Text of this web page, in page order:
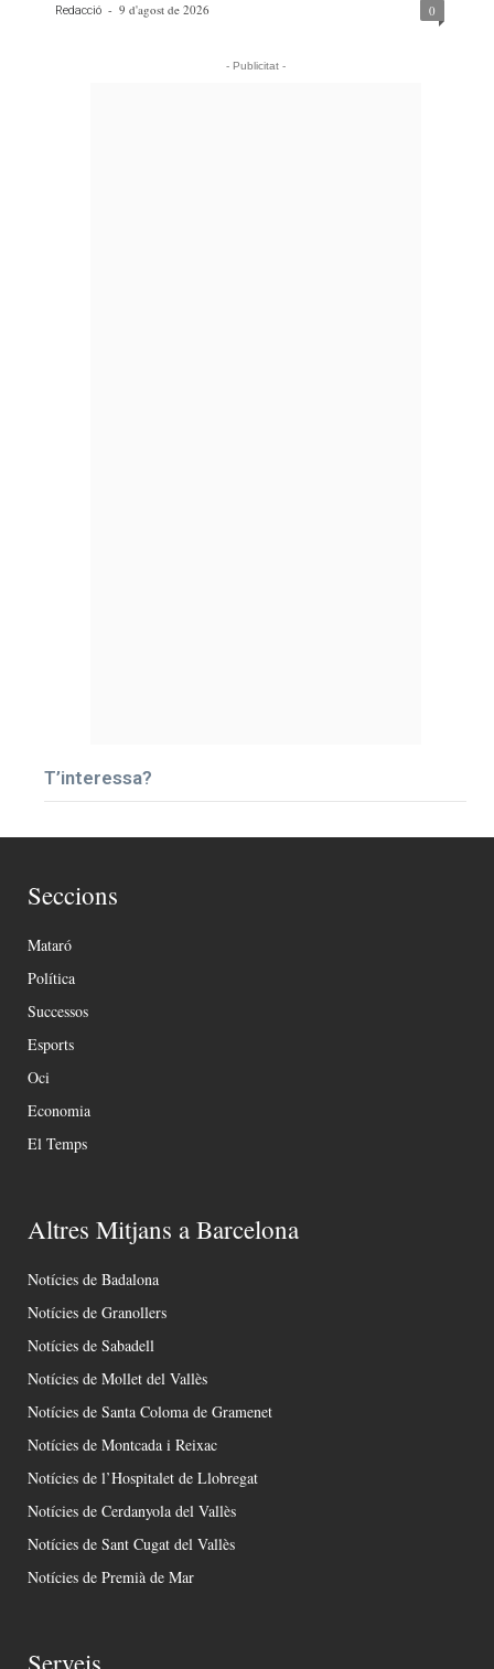
Redacció - 9 d'agost de 2026 0
- Publicitat -
T’interessa?
Seccions
Mataró
Política
Successos
Esports
Oci
Economia
El Temps
Altres Mitjans a Barcelona
Notícies de Badalona
Notícies de Granollers
Notícies de Sabadell
Notícies de Mollet del Vallès
Notícies de Santa Coloma de Gramenet
Notícies de Montcada i Reixac
Notícies de l’Hospitalet de Llobregat
Notícies de Cerdanyola del Vallès
Notícies de Sant Cugat del Vallès
Notícies de Premià de Mar